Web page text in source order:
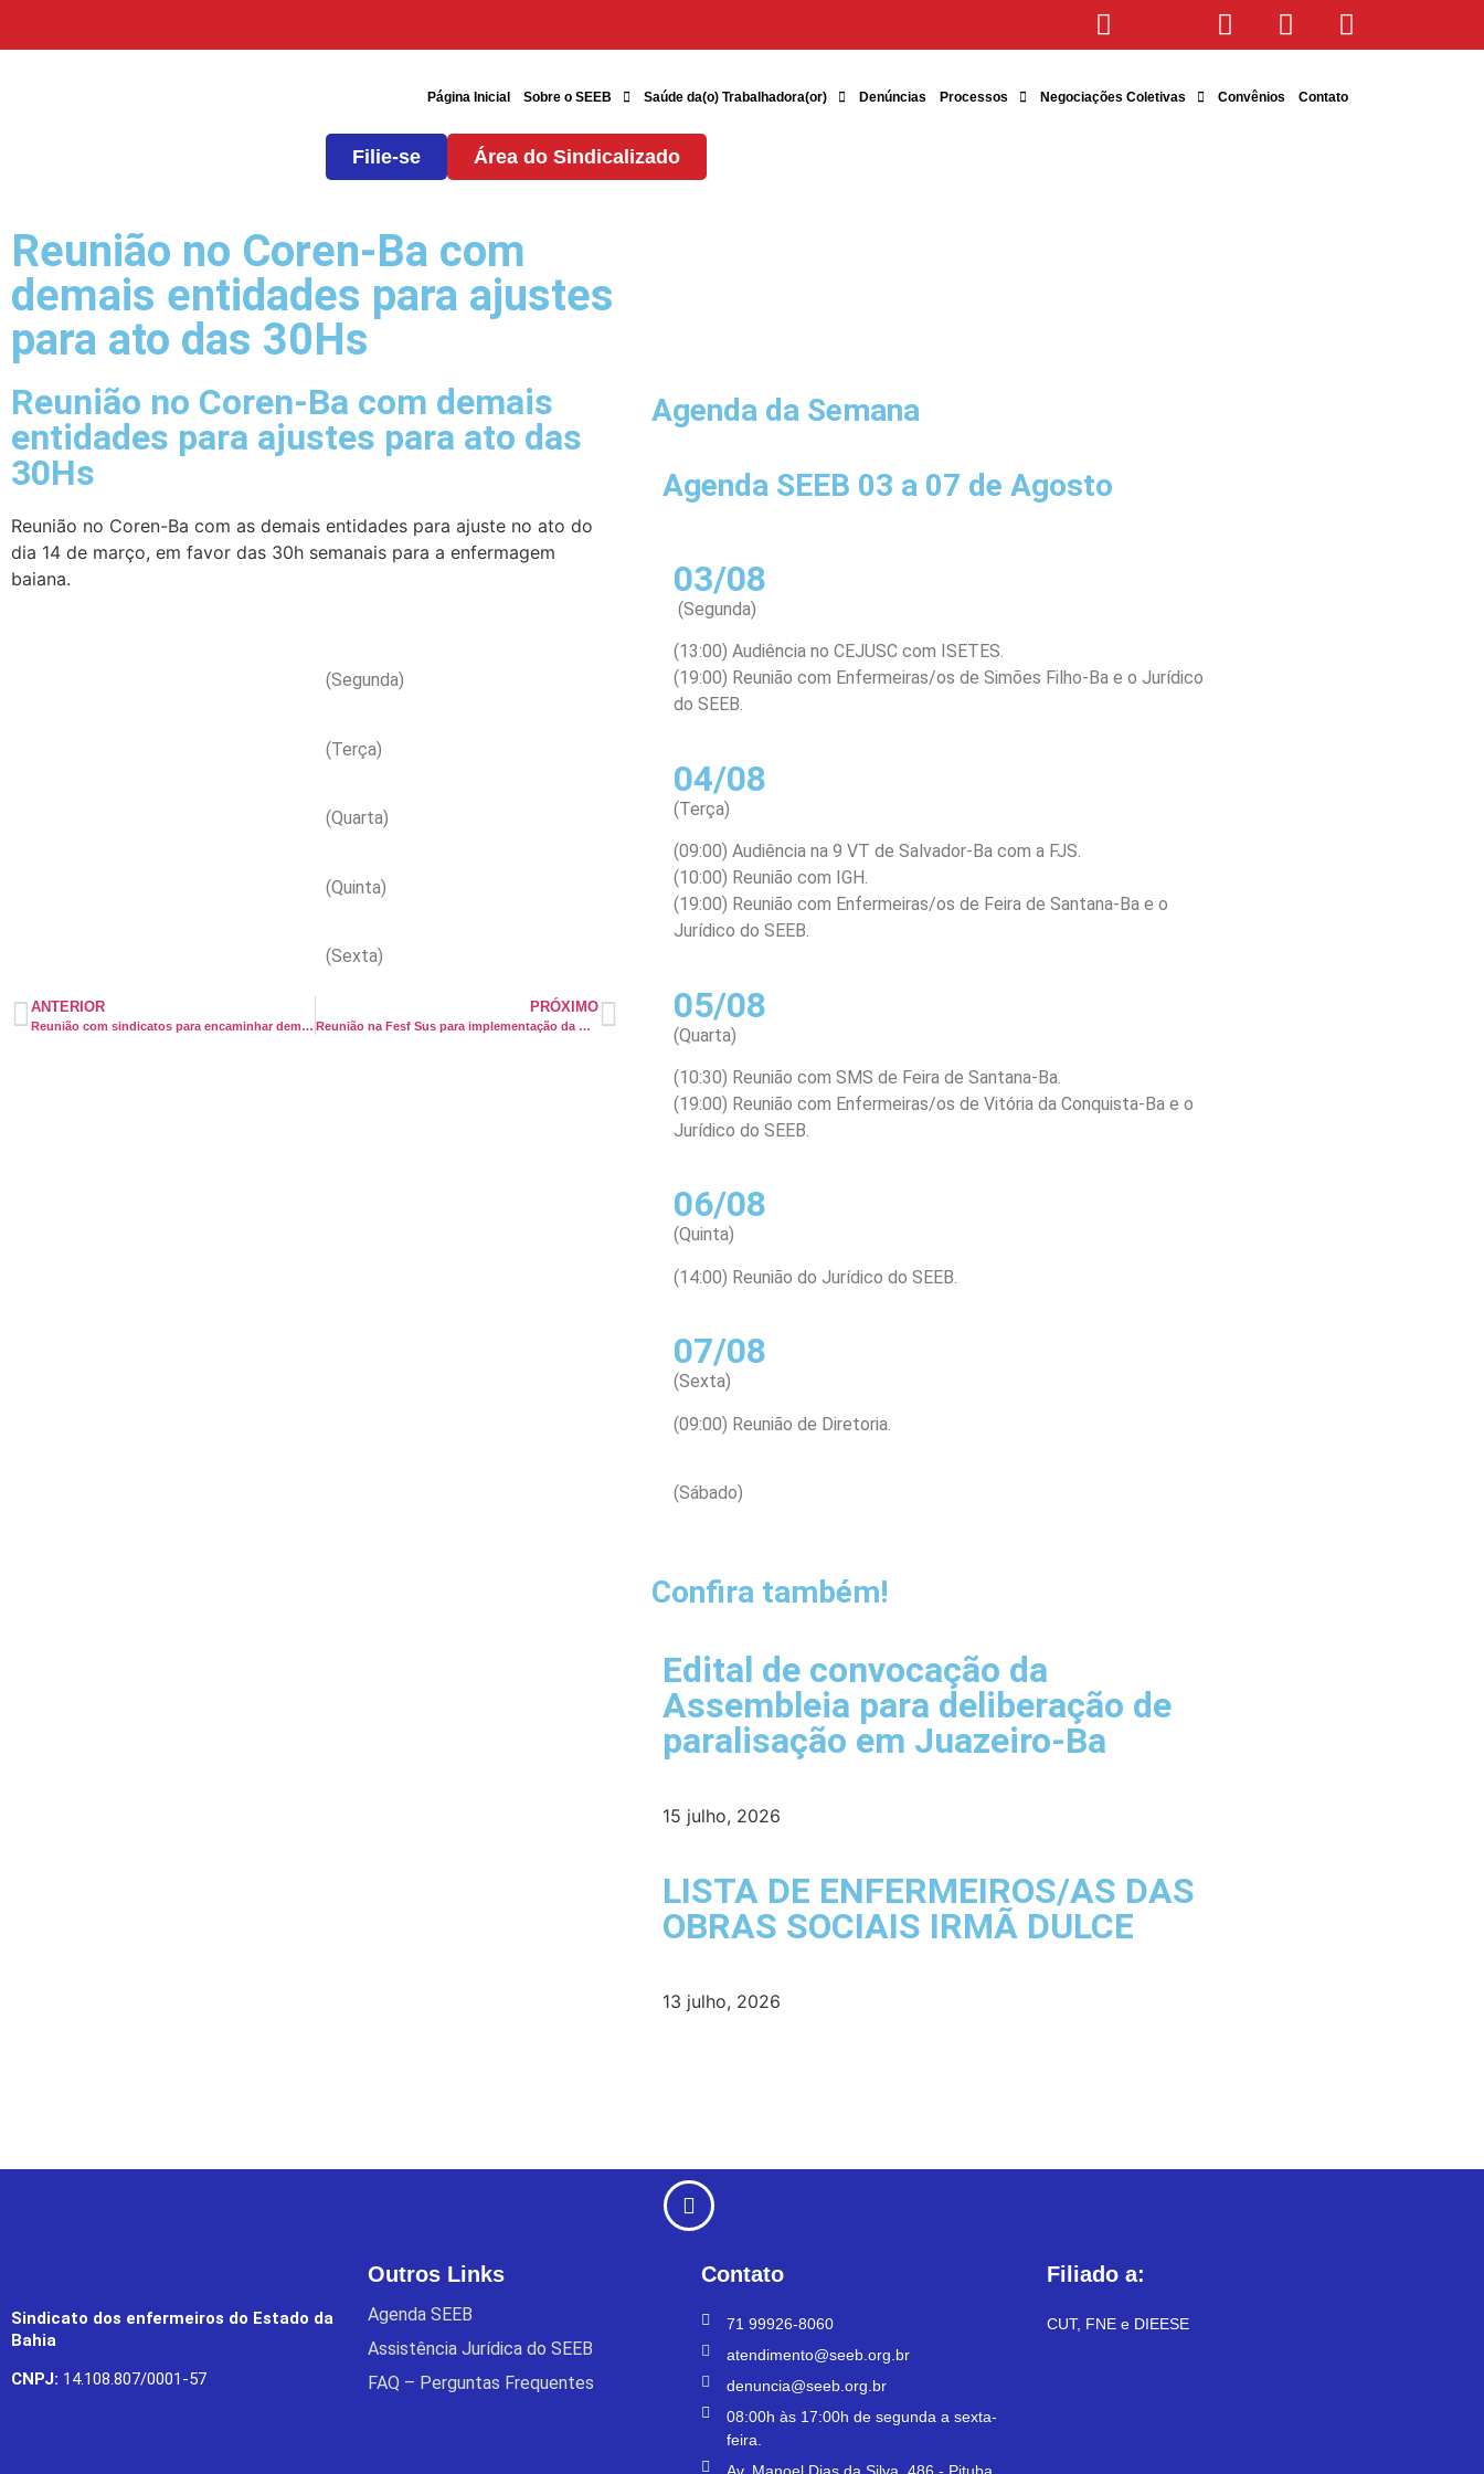
Página Inicial Sobre o SEEB Saúde da(o) Trabalhadora(or) Denúncias Processos Negociações Coletivas Convênios Contato
Filie-se Área do Sindicalizado
Reunião no Coren-Ba com
demais entidades para ajustes
para ato das 30Hs
Reunião no Coren-Ba com demais
entidades para ajustes para ato das
30Hs
Reunião no Coren-Ba com as demais entidades para ajuste no ato do
dia 14 de março, em favor das 30h semanais para a enfermagem
baiana.
(Segunda)
(Terça)
(Quarta)
(Quinta)
(Sexta)
ANTERIOR
Reunião com sindicatos para encaminhar demanda do Samu – Feira
PRÓXIMO
Reunião na Fesf Sus para implementação da mesa
Agenda da Semana
Agenda SEEB 03 a 07 de Agosto
03/08
(Segunda)
(13:00) Audiência no CEJUSC com ISETES.
(19:00) Reunião com Enfermeiras/os de Simões Filho-Ba e o Jurídico
do SEEB.
04/08
(Terça)
(09:00) Audiência na 9 VT de Salvador-Ba com a FJS.
(10:00) Reunião com IGH.
(19:00) Reunião com Enfermeiras/os de Feira de Santana-Ba e o
Jurídico do SEEB.
05/08
(Quarta)
(10:30) Reunião com SMS de Feira de Santana-Ba.
(19:00) Reunião com Enfermeiras/os de Vitória da Conquista-Ba e o
Jurídico do SEEB.
06/08
(Quinta)
(14:00) Reunião do Jurídico do SEEB.
07/08
(Sexta)
(09:00) Reunião de Diretoria.
(Sábado)
Confira também!
Edital de convocação da
Assembleia para deliberação de
paralisação em Juazeiro-Ba
15 julho, 2026
LISTA DE ENFERMEIROS/AS DAS
OBRAS SOCIAIS IRMÃ DULCE
13 julho, 2026
Sindicato dos enfermeiros do Estado da
Bahia
CNPJ: 14.108.807/0001-57
Outros Links
Agenda SEEB
Assistência Jurídica do SEEB
FAQ – Perguntas Frequentes
Contato
71 99926-8060
atendimento@seeb.org.br
denuncia@seeb.org.br
08:00h às 17:00h de segunda a sexta-
feira.
Filiado a:
CUT, FNE e DIEESE